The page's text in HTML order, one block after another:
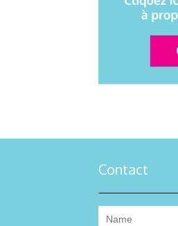
Contact